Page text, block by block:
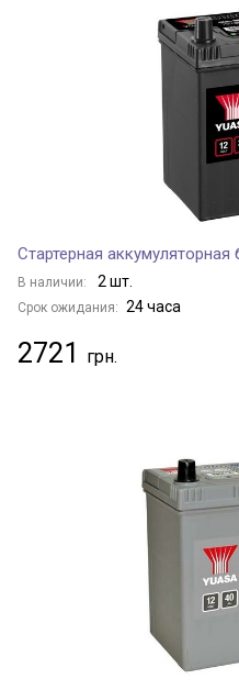
Стартерная аккумуляторная
В наличии: 2 шт.
Срок ожидания: 24 часа
2721